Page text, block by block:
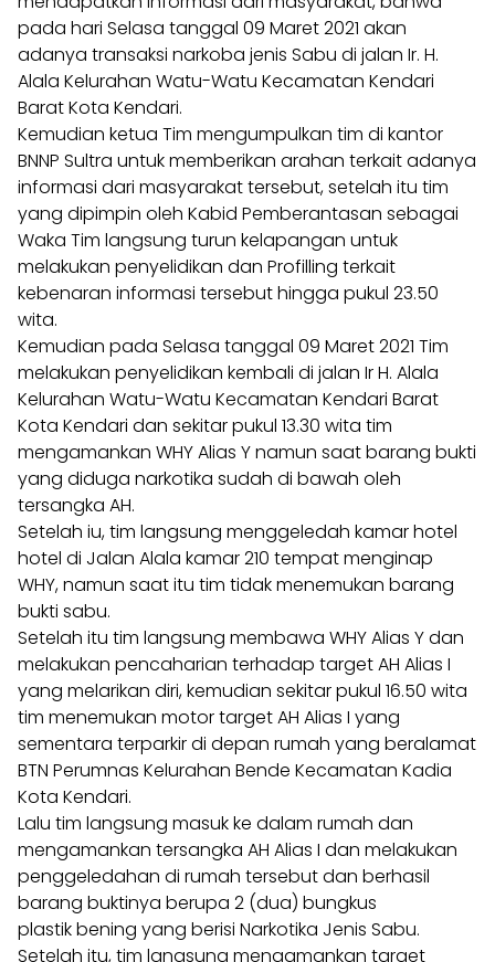
pada hari Selasa tanggal 09 Maret 2021 akan
adanya transaksi narkoba jenis Sabu di jalan Ir. H.
Alala Kelurahan Watu-Watu Kecamatan Kendari
Barat Kota Kendari.
Kemudian ketua Tim mengumpulkan tim di kantor
BNNP Sultra untuk memberikan arahan terkait adanya
informasi dari masyarakat tersebut, setelah itu tim
yang dipimpin oleh Kabid Pemberantasan sebagai
Waka Tim langsung turun kelapangan untuk
melakukan penyelidikan dan Profilling terkait
kebenaran informasi tersebut hingga pukul 23.50
wita.
Kemudian pada Selasa tanggal 09 Maret 2021 Tim
melakukan penyelidikan kembali di jalan Ir H. Alala
Kelurahan Watu-Watu Kecamatan Kendari Barat
Kota Kendari dan sekitar pukul 13.30 wita tim
mengamankan WHY Alias Y namun saat barang bukti
yang diduga narkotika sudah di bawah oleh
tersangka AH.
Setelah iu, tim langsung menggeledah kamar hotel
hotel di Jalan Alala kamar 210 tempat menginap
WHY, namun saat itu tim tidak menemukan barang
bukti sabu.
Setelah itu tim langsung membawa WHY Alias Y dan
melakukan pencaharian terhadap target AH Alias I
yang melarikan diri, kemudian sekitar pukul 16.50 wita
tim menemukan motor target AH Alias I yang
sementara terparkir di depan rumah yang beralamat
BTN Perumnas Kelurahan Bende Kecamatan Kadia
Kota Kendari.
Lalu tim langsung masuk ke dalam rumah dan
mengamankan tersangka AH Alias I dan melakukan
penggeledahan di rumah tersebut dan berhasil
barang buktinya berupa 2 (dua) bungkus
plastik bening yang berisi Narkotika Jenis Sabu.
Setelah itu, tim langsung mengamankan target